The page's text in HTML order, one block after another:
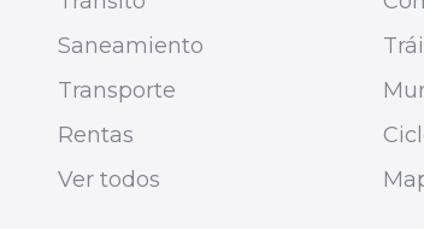
Saneamiento
Transporte
Rentas
Ver todos